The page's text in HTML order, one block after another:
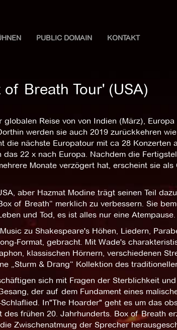
PUBLIC DOMAIN KONTAKT
Breath Tour' (USA)
Reise von von Indien (März),
werden sie auch 2019 zurückkehren
die nächste Europatour mit ca 28 Konzerten
das 22 x nach Europa. Nachdem die
Monate verzögert hat, erscheint sie
aber Hazmat Modine trägt seinen Teil
of Breath“ merklich zu verbessern. Sie
und Tod, es ist alles nur eine Atempause.
zu Shakespeare's Höhen, Liedern,
Format, gebracht. Mit Wade's
klassischen Hörnern, verschiedenen
„Sturm & Drang“ Kollektion des
sich mit Fragen der Sterblichkeit
der auf dem Fundament eines
In"The Hoarder" geht es um das
des frühen 20. Jahrhunderts. Box of Breath
Zwischenatmung der Sprecher